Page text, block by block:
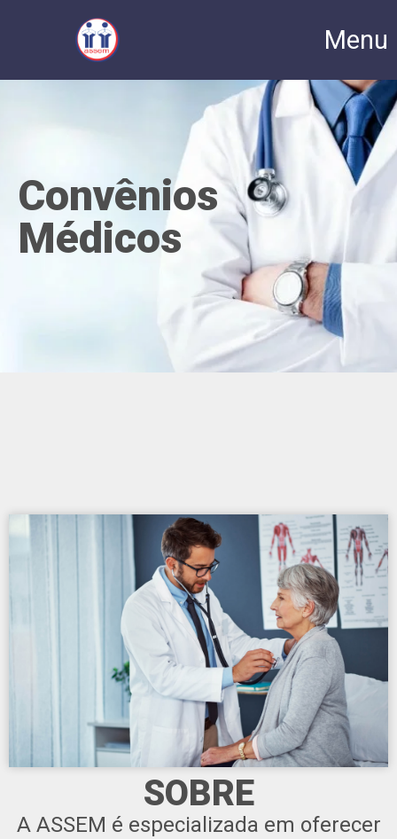
Menu
Convênios
Médicos
SOBRE
A ASSEM é especializada em oferecer